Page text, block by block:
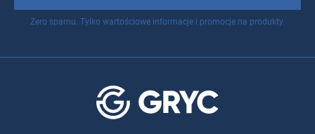
Zero spamu. Tylko wartościowe informacje i promocje na produkty.